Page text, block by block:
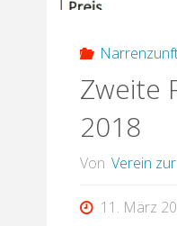
Zweite
2018
Von Verein
11. März